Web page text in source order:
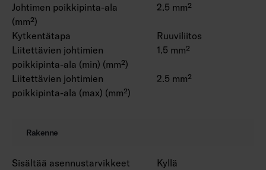
Johtimen poikkipinta-ala
(mm²)
2.5 mm²
Kytkentätapa
Ruuviliitos
Liitettävien johtimien
poikkipinta-ala (min) (mm²)
1.5 mm²
Liitettävien johtimien
poikkipinta-ala (max) (mm²)
2.5 mm²
Rakenne
Sisältää asennustarvikkeet
Kyllä